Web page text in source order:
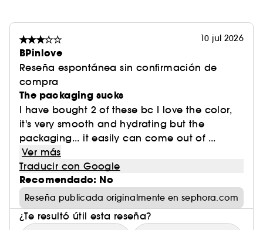
10 jul 2026
BPinlove
Reseña espontánea sin confirmación de
compra
The packaging sucks
I have bought 2 of these bc I love the color,
it's very smooth and hydrating but the
packaging... it easily can come out of ...
Ver más
Traducir con Google
Recomendado: No
Reseña publicada originalmente en sephora.com
¿Te resultó útil esta reseña?